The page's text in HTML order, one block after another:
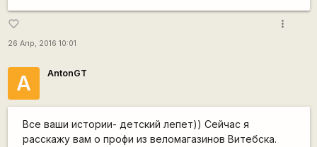
favorite_border
26 Апр, 2016 10:01
more_vert
A AntonGT
Все ваши истории- детский лепет)) Сейчас я
расскажу вам о профи из веломагазинов Витебска.